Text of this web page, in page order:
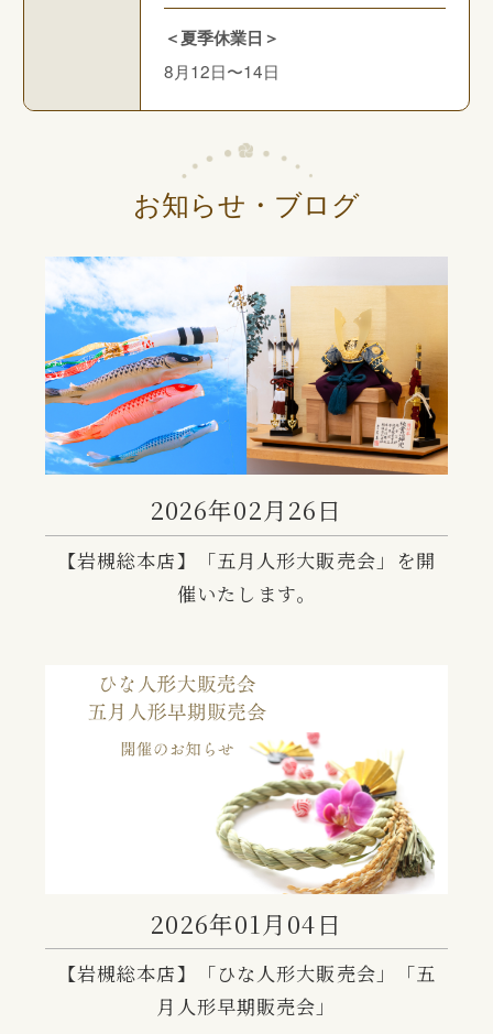
＜夏季休業日＞
8月12日〜14日
お知らせ・ブログ
2026年02月26日
【岩槻総本店】「五月人形大販売会」を開
催いたします。
2026年01月04日
【岩槻総本店】「ひな人形大販売会」「五
月人形早期販売会」